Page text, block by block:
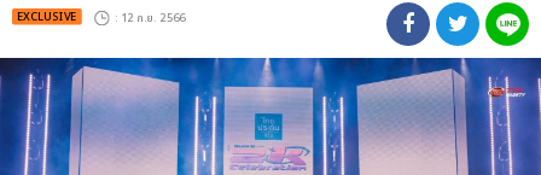
EXCLUSIVE : 12 ก.ย. 2566